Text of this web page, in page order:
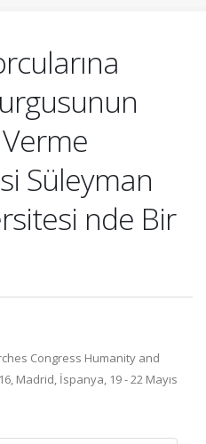
Süleyman
nde Bir
Congress Humanity and
Madrid, İspanya, 19 - 22 Mayıs